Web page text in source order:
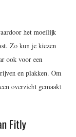
het moeilijk
Zo kun je kiezen
ook voor een
en plakken. Om
overzicht gemaakt
Fitly